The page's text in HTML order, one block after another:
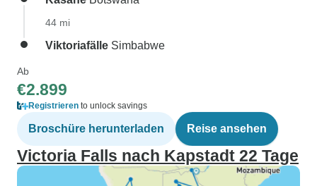
44 mi
Viktoriafälle Simbabwe
Ab
€2.899
Registrieren to unlock savings
Broschüre herunterladen Reise ansehen
Victoria Falls nach Kapstadt 22 Tage